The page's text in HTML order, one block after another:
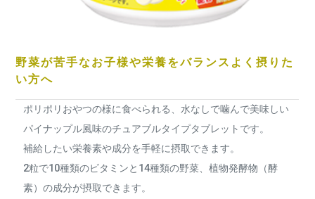
野菜が苦手なお子様や栄養をバランスよく摂りた
い方へ
ポリポリおやつの様に食べられる、水なしで噛んで美味しい
パイナップル風味のチュアブルタイプタブレットです。
補給したい栄養素や成分を手軽に摂取できます。
2粒で10種類のビタミンと14種類の野菜、植物発酵物（酵
素）の成分が摂取できます。